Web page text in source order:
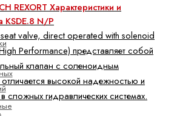
REXORT Характеристики и
KSDE.8 N/P
valve, direct operated with solenoid
Performance) представляет собой
клапан с соленоидным
высокой надежностью и
сложных гидравлических системах.